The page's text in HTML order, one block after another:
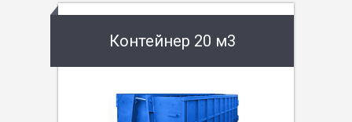
Контейнер 20 м3